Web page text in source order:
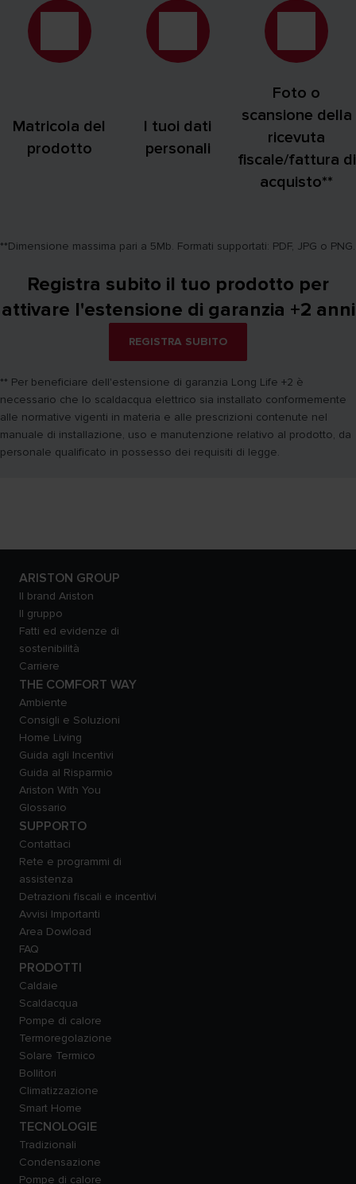
Matricola del
prodotto
I tuoi dati
personali
Foto o
scansione della
ricevuta
fiscale/fattura di
acquisto**
**Dimensione massima pari a 5Mb. Formati supportati: PDF, JPG o PNG.
Registra subito il tuo prodotto per
attivare l'estensione di garanzia +2 anni
REGISTRA SUBITO
** Per beneficiare dell'estensione di garanzia Long Life +2 è
necessario che lo scaldacqua elettrico sia installato conformemente
alle normative vigenti in materia e alle prescrizioni contenute nel
manuale di installazione, uso e manutenzione relativo al prodotto, da
personale qualificato in possesso dei requisiti di legge.
ARISTON GROUP
Il brand Ariston
Il gruppo
Fatti ed evidenze di
sostenibilità
Carriere
THE COMFORT WAY
Ambiente
Consigli e Soluzioni
Home Living
Guida agli Incentivi
Guida al Risparmio
Ariston With You
Glossario
SUPPORTO
Contattaci
Rete e programmi di
assistenza
Detrazioni fiscali e incentivi
Avvisi Importanti
Area Dowload
FAQ
PRODOTTI
Caldaie
Scaldacqua
Pompe di calore
Termoregolazione
Solare Termico
Bollitori
Climatizzazione
Smart Home
TECNOLOGIE
Tradizionali
Condensazione
Pompe di calore